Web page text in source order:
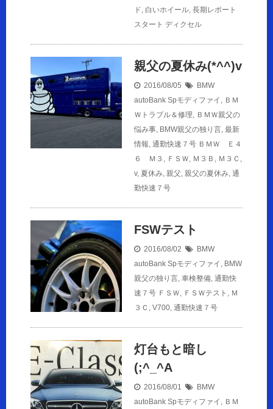
ド, 白いホイール, 長期レポート
スタート ディクセル
親父の夏休み(*^^)v
2016/08/05
BMW
autoBank Spモディファイ , ＢＭ
Ｗトラブル＆修理, ＢＭＷ親父の
悩み事, BMW親父の独り言, 最新
情報, 通勤快速７号 ＢＭＷ Ｅ４
６ Ｍ３ , ＦＳＷ, Ｍ３Ｂ , Ｍ３Ｃ ,
v, 夏休み, 親父, 親父の夏休み, 通
勤快速７号
FSWテスト
2016/08/02
BMW
autoBank Spモディファイ , BMW
親父の独り言, 車検整備, 通勤快
速７号 ＦＳＷ, ＦＳＷテスト , Ｍ
３Ｃ , V700, 通勤快速７号
灯台もと暗し
(;^_^A
2016/08/01
BMW
autoBank Spモディファイ , ＢＭ